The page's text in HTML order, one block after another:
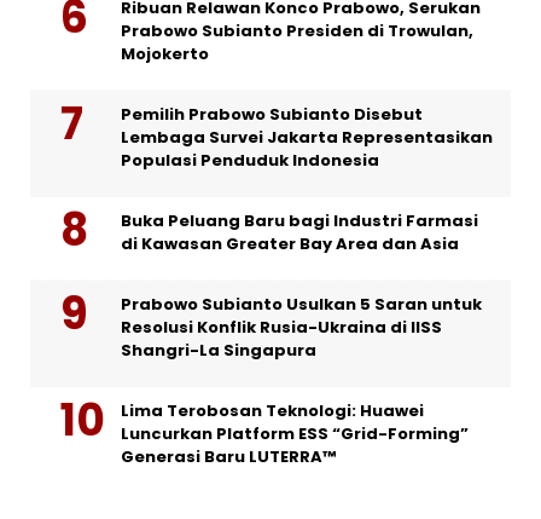
Ribuan Relawan Konco Prabowo, Serukan
Prabowo Subianto Presiden di Trowulan,
Mojokerto
Pemilih Prabowo Subianto Disebut
Lembaga Survei Jakarta Representasikan
Populasi Penduduk Indonesia
Buka Peluang Baru bagi Industri Farmasi
di Kawasan Greater Bay Area dan Asia
Prabowo Subianto Usulkan 5 Saran untuk
Resolusi Konflik Rusia-Ukraina di IISS
Shangri-La Singapura
Lima Terobosan Teknologi: Huawei
Luncurkan Platform ESS “Grid-Forming”
Generasi Baru LUTERRA™